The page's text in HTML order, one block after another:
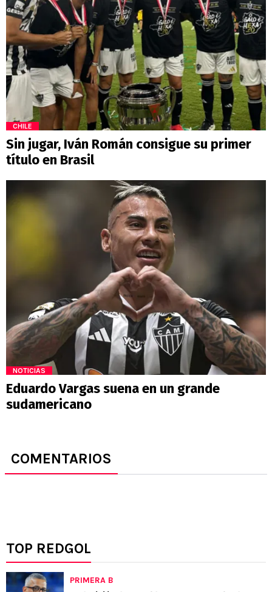
CHILE
Sin jugar, Iván Román consigue su primer
título en Brasil
NOTICIAS
Eduardo Vargas suena en un grande
sudamericano
COMENTARIOS
TOP REDGOL
PRIMERA B